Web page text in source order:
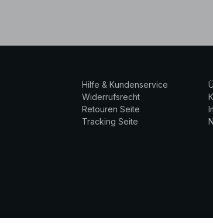
Hilfe & Kundenservice
Widerrufsrecht
Retouren Seite
Tracking Seite